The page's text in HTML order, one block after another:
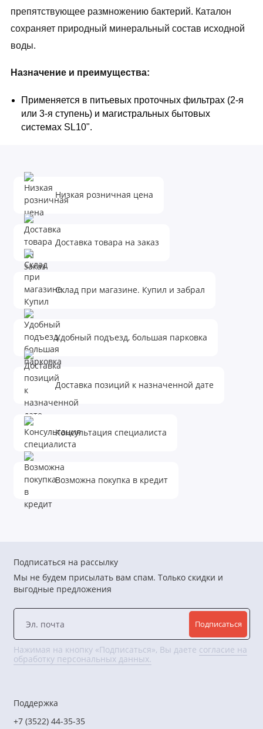
препятствующее размножению бактерий. Каталон
сохраняет природный минеральный состав исходной
воды.
Назначение и преимущества:
Применяется в питьевых проточных фильтрах (2-я
или 3-я ступень) и магистральных бытовых
системах SL10".
примесей, хлорорганических соединений, бензола,
фенола, органических соединений, нефтепродуктов,
пестицидов, железа, меди марганца, ртути, ионов
тяжелых металлов, мутности, цветности,
неприятных привкусов и запахов, бактерий и
вирусов определенного ряда.
Удаление остаточного хлора, органических
соединений и железа при содержании до 2 мг/л.
Добавка серебра в фильтрующий материал
картриджа обеспечивает бактериостатический
эффект при его работе.
Важная информация
НЕ
рекомендуется использовать для очистки
воды, с возможными микробиологическими
загрязнениями. В этом случае необходимо произвести
предварительную дезинфекцию (например с помощью
ультрафиолетовых стерилизаторов).
Картридж необходимо защищать от замерзания, т.к.
это может привести к ухудшению параметров
Низкая розничная цена
Доставка товара на заказ
Склад при магазине. Купил и забрал
Удобный подъезд, большая парковка
Доставка позиций к назначенной дате
Консультация специалиста
Возможна покупка в кредит
Подписаться на рассылку
Мы не будем присылать вам спам. Только скидки и
выгодные предложения
Подписаться
Нажимая на кнопку «Подписаться», Вы даете согласие на
обработку персональных данных.
Поддержка
+7 (3522) 44-35-35